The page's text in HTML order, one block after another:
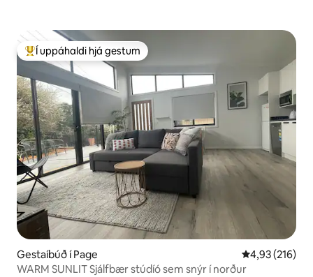
Í mestu uppáhaldi hjá gestum
Í uppáhaldi hjá gestum
Gestaíbúð í Page 4,93 af 5 í
4,93 (216)
WARM SUNLIT Sjálfbær stúdíó sem snýr í norður